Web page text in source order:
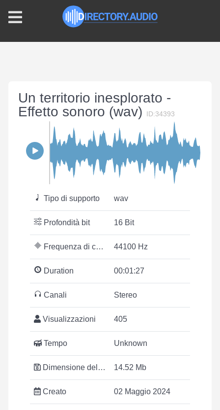
Un territorio inesplorato -
Effetto sonoro (wav)
ID:34393
Tipo di supporto wav
Profondità bit 16 Bit
Frequenza di campionamento 44100 Hz
Duration 00:01:27
Canali Stereo
Visualizzazioni 405
Tempo Unknown
Dimensione del file 14.52 Mb
Creato 02 Maggio 2024